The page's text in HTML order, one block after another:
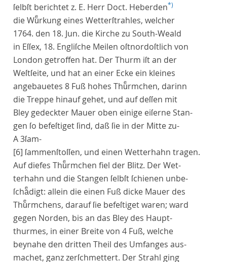
ſelbſt berichtet z. E. Herr Doct. Heberden*)
die Wuͤrkung eines Wetterſtrahles, welcher
1764. den 18. Jun. die Kirche zu South-Weald
in Eſſex, 18. Engliſche Meilen oſtnordoſtlich von
London getroffen hat. Der Thurm iſt an der
Weſtſeite, und hat an einer Ecke ein kleines
angebauetes 8 Fuß hohes Thuͤrmchen, darinn
die Treppe hinauf gehet, und auf deſſen mit
Bley gedeckter Mauer oben einige eiſerne Stan-
gen ſo befeſtiget ſind, daß ſie in der Mitte zu-
A 3ſam-
[6] ſammenſtoſſen, und einen Wetterhahn tragen.
Auf diefes Thuͤrmchen fiel der Blitz. Der Wet-
terhahn und die Stangen ſelbſt ſchienen unbe-
ſchaͤdigt: allein die einen Fuß dicke Mauer des
Thuͤrmchens, darauf ſie befeſtiget waren; ward
gegen Norden, bis an das Bley des Haupt-
thurmes, in einer Breite von 4 Fuß, welche
beynahe den dritten Theil des Umfanges aus-
machet, ganz zerſchmettert. Der Strahl ging